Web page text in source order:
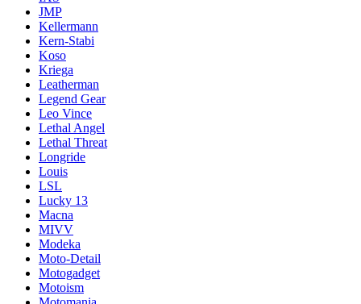
JMP
Kellermann
Kern-Stabi
Koso
Kriega
Leatherman
Legend Gear
Leo Vince
Lethal Angel
Lethal Threat
Longride
Louis
LSL
Lucky 13
Macna
MIVV
Modeka
Moto-Detail
Motogadget
Motoism